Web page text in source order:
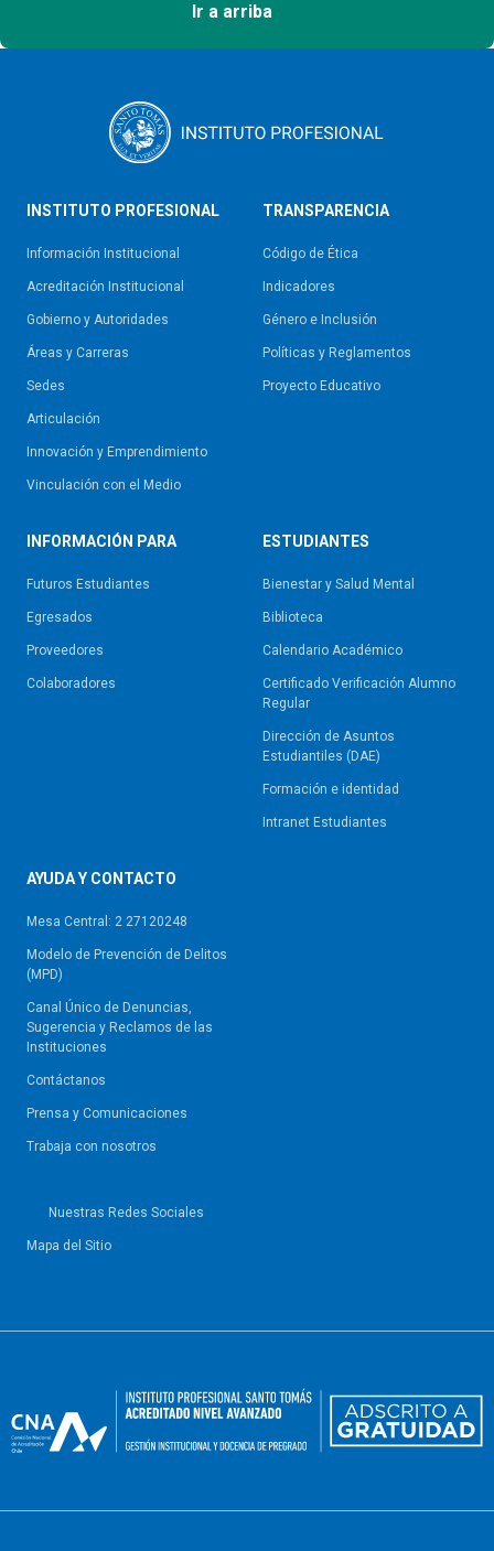
Ir a arriba
INSTITUTO PROFESIONAL
Información Institucional
Acreditación Institucional
Gobierno y Autoridades​
Áreas y Carreras
Sedes
Articulación
Innovación y Emprendimiento
Vinculación con el Medio
TRANSPARENCIA
Código de Ética
Indicadores
Género e Inclusión
Políticas y Reglamentos​
Proyecto Educativo
INFORMACIÓN PARA
Futuros Estudiantes
Egresados
Proveedores
Colaboradores
ESTUDIANTES
Bienestar y Salud Mental
Biblioteca
Calendario Académico
Certificado Verificación Alumno
Regular
Dirección de Asuntos
Estudiantiles (DAE)
Formación e identidad
Intranet Estudiantes
AYUDA Y CONTACTO
Mesa Central: 2 27120248
Modelo de Prevención de Delitos
(MPD)
Canal Único de Denuncias,
Sugerencia y Reclamos de las
Instituciones
Contáctanos
Prensa y Comunicaciones
Trabaja con nosotros
Nuestras Redes Sociales
Mapa del Sitio